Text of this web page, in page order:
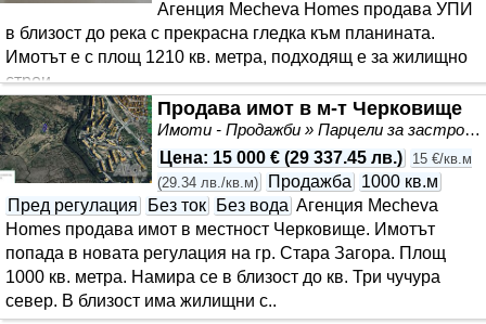
Агенция Mecheva Homes продава УПИ
в близост до река с прекрасна гледка към планината.
Имотът е с площ 1210 кв. метра, подходящ е за жилищно
строи..
Продава имот в м-т Черковище
Имоти - Продажби » Парцели за застрояване, Инвестиционни проекти
Цена: 15 000 € (29 337.45 лв.)
15 €/кв.м
(29.34 лв./кв.м) Продажба
1000 кв.м
Пред регулация
Без ток Без вода Агенция Mecheva
Homes продава имот в местност Черковище. Имотът
попада в новата регулация на гр. Стара Загора. Площ
1000 кв. метра. Намира се в близост до кв. Три чучура
север. В близост има жилищни с..